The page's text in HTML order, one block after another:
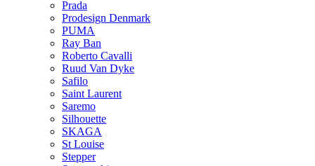
Prada
Prodesign Denmark
PUMA
Ray Ban
Roberto Cavalli
Ruud Van Dyke
Safilo
Saint Laurent
Saremo
Silhouette
SKAGA
St Louise
Stepper